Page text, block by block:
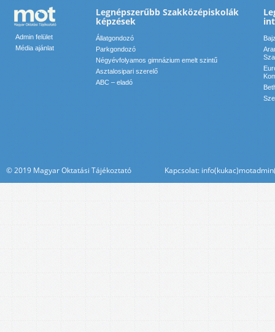
Admin felület
Média ajánlat
Legnépszerűbb Szakközépiskolák
képzések
Állatgondozó
Parkgondozó
Négyévfolyamos gimnázium emelt szintű
Asztalosipari szerelő
ABC – eladó
© 2019 Magyar Oktatási Tájékoztató Kapcsolat: